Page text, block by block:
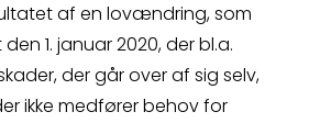
muligt.
af en lovændring, som
1. januar 2020, der bl.a.
der går over af sig selv,
ikke medfører behov for